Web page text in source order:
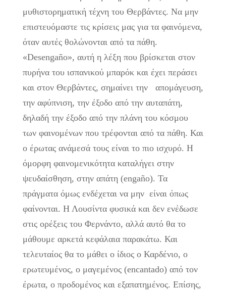
μυθιστορηματική τέχνη του Θερβάντες. Να μην
επιστευόμαστε τις κρίσεις μας για τα φαινόμενα,
όταν αυτές θολώνονται από τα πάθη.
«Desengaño», αυτή η λέξη που βρίσκεται στον
πυρήνα του ισπανικού μπαρόκ και έχει περάσει
και στον Θερβάντες, σημαίνει την απομάγευση,
την αφύπνιση, την έξοδο από την αυταπάτη,
δηλαδή την έξοδο από την πλάνη του κόσμου
των φαινομένων που τρέφονται από τα πάθη. Και
ο έρωτας ανάμεσά τους είναι το πιο ισχυρό. Η
όμορφη φαινομενικότητα καταλήγει στην
ψευδαίσθηση, στην απάτη (engaño). Τα
πράγματα όμως ενδέχεται να μην είναι όπως
φαίνονται. Η Λουσίντα φυσικά και δεν ενέδωσε
στις ορέξεις του Φερνάντο, αλλά αυτό θα το
μάθουμε αρκετά κεφάλαια παρακάτω. Και
τελευταίος θα το μάθει ο ίδιος ο Καρδένιο, ο
ερωτευμένος, ο μαγεμένος (encantado) από τον
έρωτα, ο προδομένος και εξαπατημένος. Επίσης,